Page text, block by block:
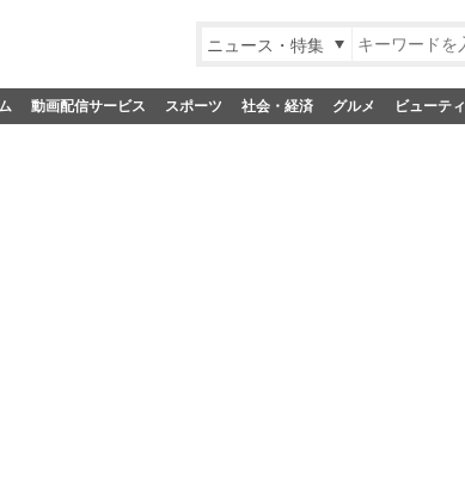
ニュース・特集
動画配信サービス スポーツ 社会・経済 グルメ ビューティ